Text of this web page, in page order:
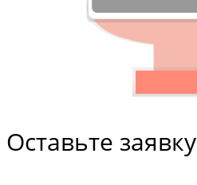
Оставьте заявку